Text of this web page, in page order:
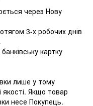
через Нову
3-х робочих днів
картку
лише у тому
Якщо товар
несе Покупець.